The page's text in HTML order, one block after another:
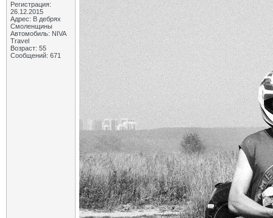
Регистрация:
26.12.2015
Адрес: В дебрях
Смоленщины
Автомобиль: NIVA
Travel
Возраст: 55
Сообщений: 671